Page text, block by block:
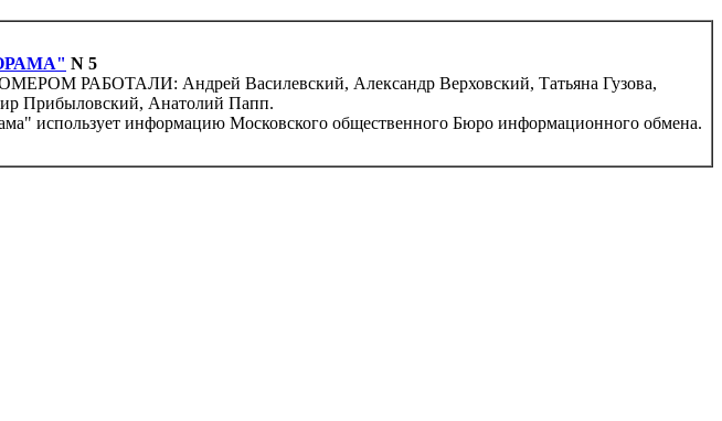
N 5
РАБОТАЛИ: Андрей Василевский, Александр Верховский, Татьяна Гузова,
Прибыловский, Анатолий Папп.
использует информацию Московского общественного Бюро информационного обмена.